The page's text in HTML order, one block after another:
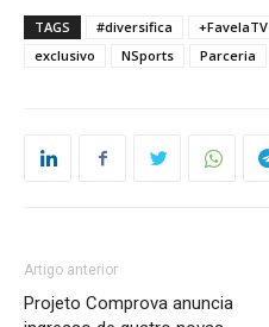
TAGS #diversifica +FavelaTV
exclusivo
NSports Parceria
Artigo anterior
Projeto Comprova anuncia